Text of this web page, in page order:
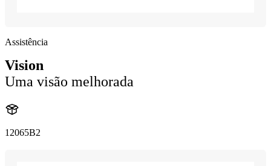
Assistência
Vision
Uma visão melhorada
12065B2